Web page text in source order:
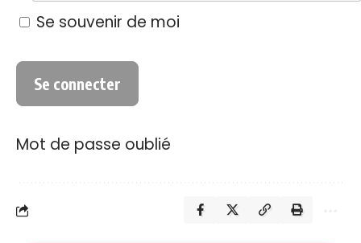
Se souvenir de moi
Mot de passe oublié